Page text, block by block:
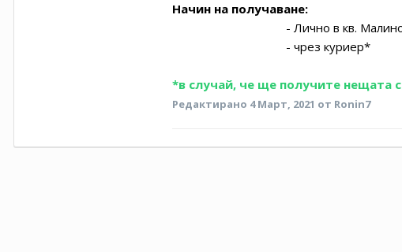
Начин на получаване:
- Лично в кв. Малинова
- чрез куриер*
*в случай, че ще получите нещата
Редактирано 4 Март, 2021 от Ronin7